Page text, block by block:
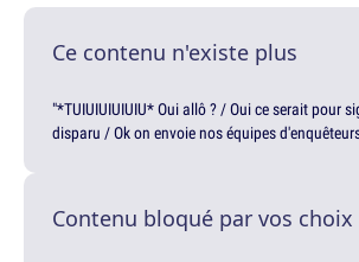
Ce contenu n'existe plus
"*TUIUIUIUIUIU* Oui allô ? / Oui ce serait pour
disparu / Ok on envoie nos équipes
Contenu bloqué par vos choix